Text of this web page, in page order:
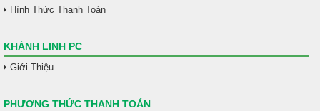
Hình Thức Thanh Toán
KHÁNH LINH PC
Giới Thiệu
PHƯƠNG THỨC THANH TOÁN